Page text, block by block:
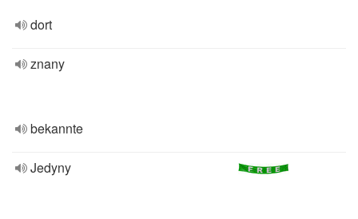
dort
znany
bekannte
Jedyny